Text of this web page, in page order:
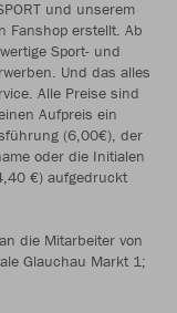
und unserem
Fanshop erstellt. Ab
Sport- und
Und das alles
Alle Preise sind
Aufpreis ein
(6,00€), der
oder die Initialen
€) aufgedruckt
die Mitarbeiter von
Glauchau Markt 1;